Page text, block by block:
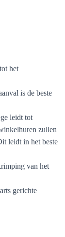
het
is de beste
leidt tot
zullen
leidt in het beste
van het
gerichte